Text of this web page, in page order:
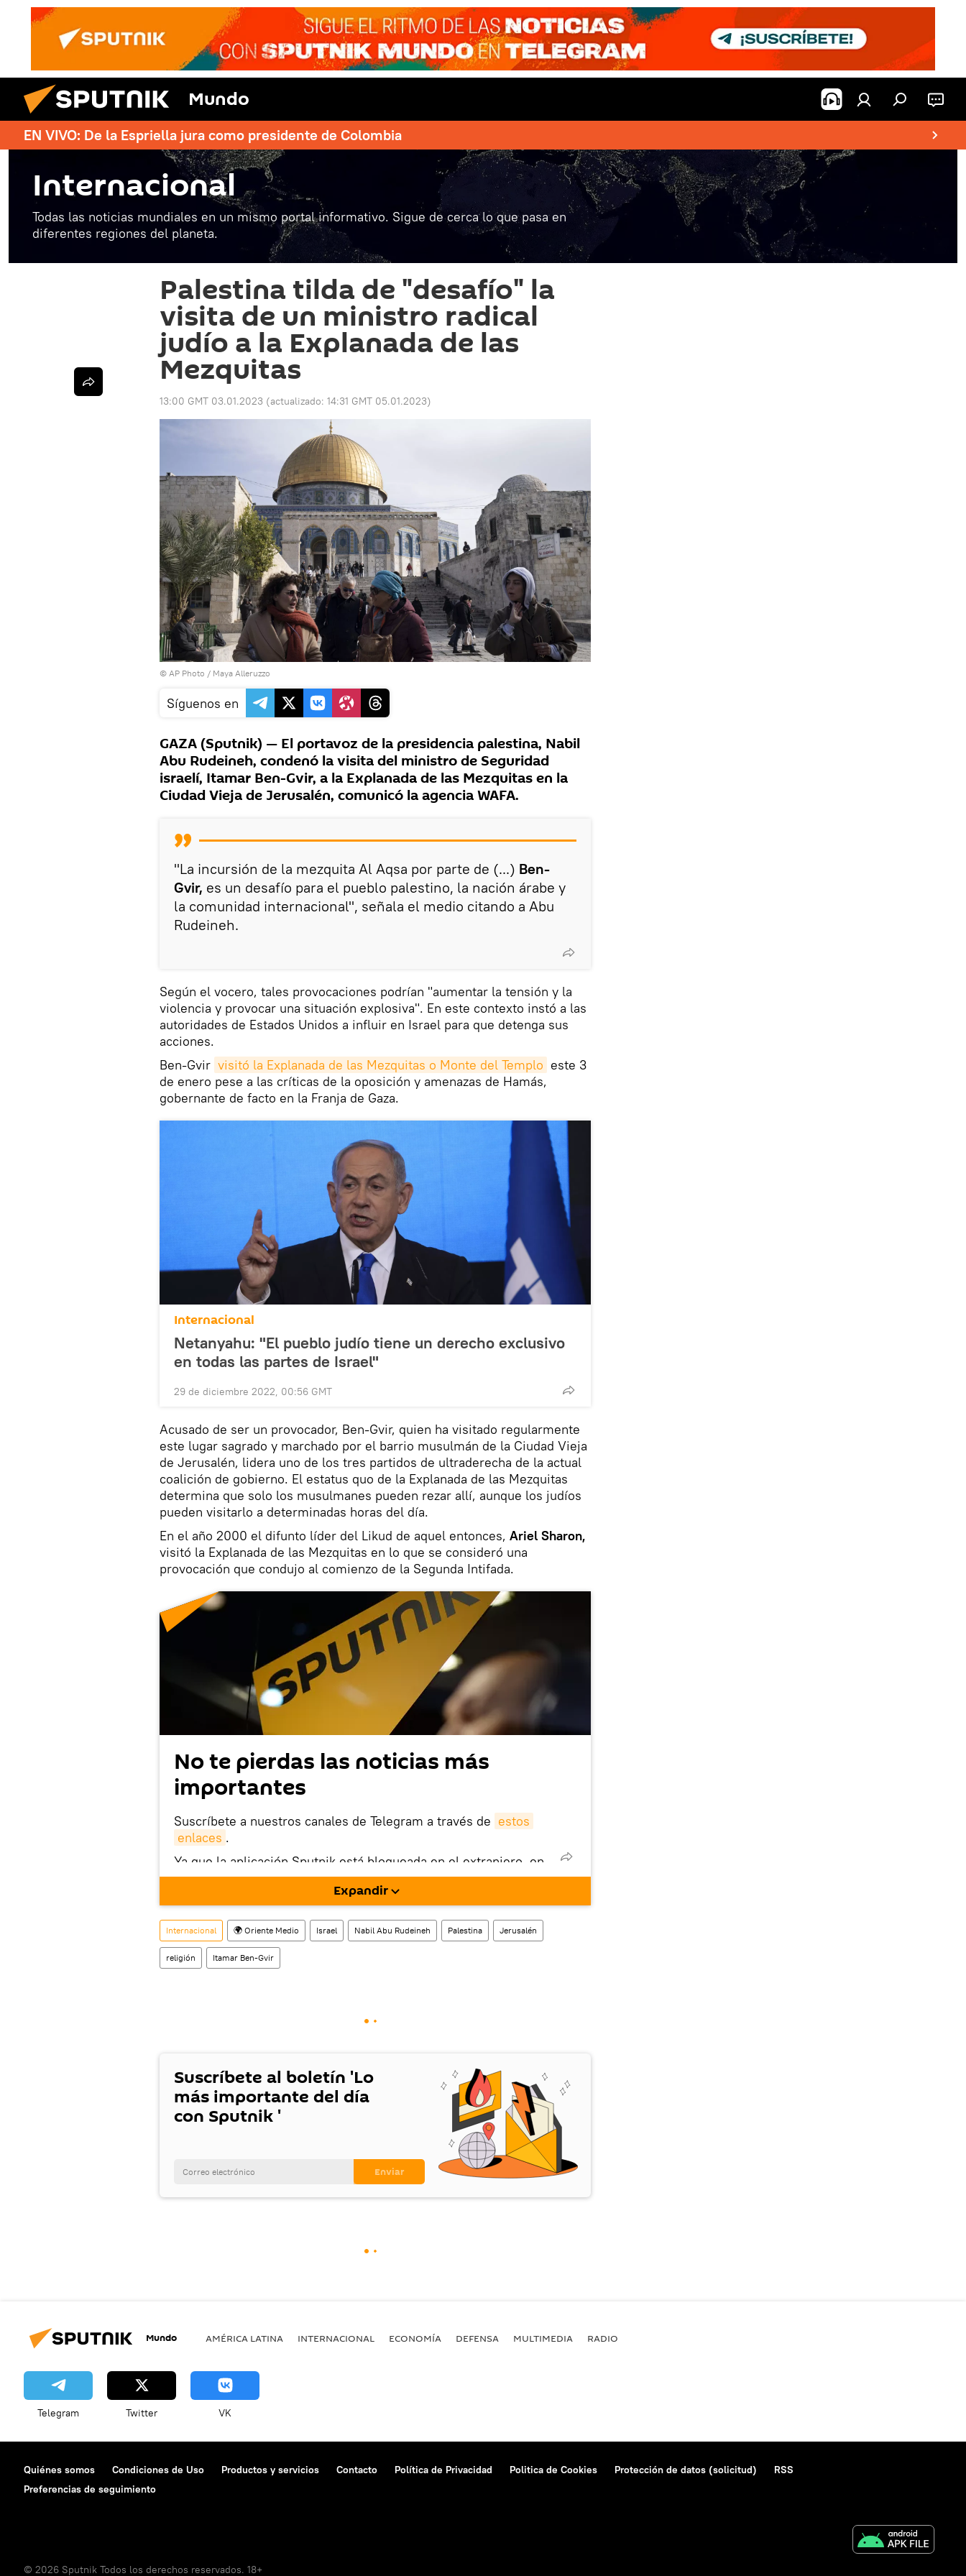
Mundo
EN VIVO: De la Espriella jura como presidente de Colombia
Internacional
Todas las noticias mundiales en un mismo portal informativo. Sigue de cerca lo que pasa en
diferentes regiones del planeta.
Palestina tilda de "desafío" la
visita de un ministro radical
judío a la Explanada de las
Mezquitas
13:00 GMT 03.01.2023 (actualizado: 14:31 GMT 05.01.2023)
© AP Photo / Maya Alleruzzo
Síguenos en
GAZA (Sputnik) — El portavoz de la presidencia palestina, Nabil
Abu Rudeineh, condenó la visita del ministro de Seguridad
israelí, Itamar Ben-Gvir, a la Explanada de las Mezquitas en la
Ciudad Vieja de Jerusalén, comunicó la agencia WAFA.
"La incursión de la mezquita Al Aqsa por parte de (...) Ben-
Gvir, es un desafío para el pueblo palestino, la nación árabe y
la comunidad internacional", señala el medio citando a Abu
Rudeineh.
Según el vocero, tales provocaciones podrían "aumentar la tensión y la
violencia y provocar una situación explosiva". En este contexto instó a las
autoridades de Estados Unidos a influir en Israel para que detenga sus
acciones.
Ben-Gvir visitó la Explanada de las Mezquitas o Monte del Templo este 3
de enero pese a las críticas de la oposición y amenazas de Hamás,
gobernante de facto en la Franja de Gaza.
Internacional
Netanyahu: "El pueblo judío tiene un derecho exclusivo
en todas las partes de Israel"
29 de diciembre 2022, 00:56 GMT
Acusado de ser un provocador, Ben-Gvir, quien ha visitado regularmente
este lugar sagrado y marchado por el barrio musulmán de la Ciudad Vieja
de Jerusalén, lidera uno de los tres partidos de ultraderecha de la actual
coalición de gobierno. El estatus quo de la Explanada de las Mezquitas
determina que solo los musulmanes pueden rezar allí, aunque los judíos
pueden visitarlo a determinadas horas del día.
En el año 2000 el difunto líder del Likud de aquel entonces, Ariel Sharon,
visitó la Explanada de las Mezquitas en lo que se consideró una
provocación que condujo al comienzo de la Segunda Intifada.
No te pierdas las noticias más
importantes
Suscríbete a nuestros canales de Telegram a través de estos
enlaces .
Ya que la aplicación Sputnik está bloqueada en el extranjero, en
este enlace puedes descargarla e instalarla en tu dispositivo
También tenemos una cuenta en la red social rusa VK .
Expandir
Internacional 🌍 Oriente Medio Israel Nabil Abu Rudeineh Palestina Jerusalén
religión Itamar Ben-Gvir
Suscríbete al boletín 'Lo
más importante del día
con Sputnik '
Mundo AMÉRICA LATINA INTERNACIONAL ECONOMÍA DEFENSA MULTIMEDIA RADIO
Telegram Twitter VK
Quiénes somos Condiciones de Uso Productos y servicios Contacto Política de Privacidad Politica de Cookies Protección de datos (solicitud)
RSS
Preferencias de seguimiento
© 2026 Sputnik Todos los derechos reservados. 18+